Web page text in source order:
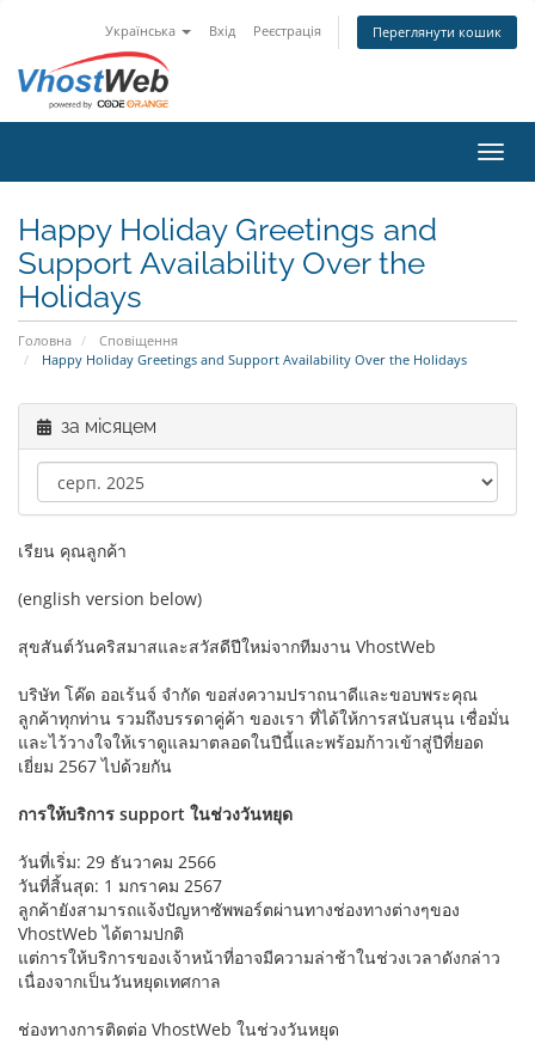
Українська Вхід Реєстрація Переглянути кошик
Happy Holiday Greetings and
Support Availability Over the
Holidays
Головна
Сповіщення
Happy Holiday Greetings and Support Availability Over the Holidays
за місяцем
เรียน คุณลูกค้า
(english version below)
สุขสันต์วันคริสมาสและสวัสดีปีใหม่จากทีมงาน VhostWeb
บริษัท โค๊ด ออเร้นจ์ จำกัด ขอส่งความปราถนาดีและขอบพระคุณ
ลูกค้าทุกท่าน รวมถึงบรรดาคู่ค้า ของเรา ที่ได้ให้การสนับสนุน เชื่อมั่น
และไว้วางใจให้เราดูแลมาตลอดในปีนี้และพร้อมก้าวเข้าสู่ปีที่ยอด
เยี่ยม 2567 ไปด้วยกัน
การให้บริการ support ในช่วงวันหยุด
วันที่เริ่ม: 29 ธันวาคม 2566
วันที่สิ้นสุด: 1 มกราคม 2567
ลูกค้ายังสามารถแจ้งปัญหาซัพพอร์ตผ่านทางช่องทางต่างๆของ
VhostWeb ได้ตามปกติ
แต่การให้บริการของเจ้าหน้าที่อาจมีความล่าช้าในช่วงเวลาดังกล่าว
เนื่องจากเป็นวันหยุดเทศกาล
ช่องทางการติดต่อ VhostWeb ในช่วงวันหยุด